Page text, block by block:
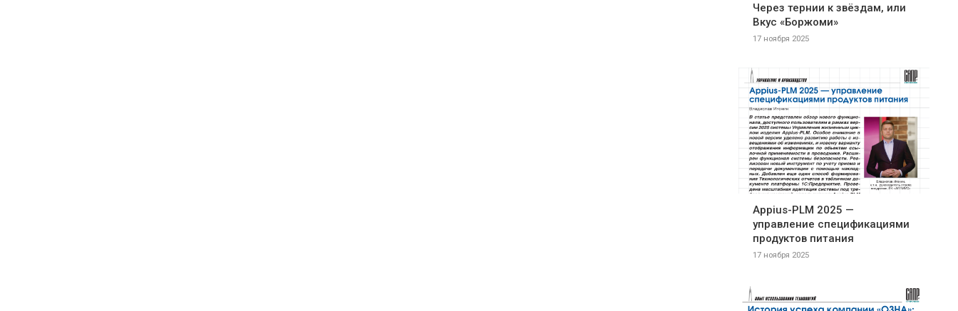
Через тернии к звёздам, или
Вкус «Боржоми»
17 ноября 2025
Appius-PLM 2025 —
управление спецификациями
продуктов питания
17 ноября 2025